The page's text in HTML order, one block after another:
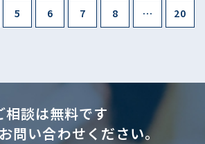
5 6 7 8 … 20
相談は無料です
問い合わせください。